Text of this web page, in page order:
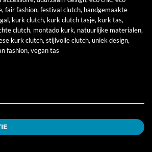
,fair fashion,festival clutch, handgemaakte
, kurk clutch, kurk clutch tasje, kurk tas,
clutch, montado kurk, natuurlijke materialen,
kurk clutch,stijlvolle clutch,uniek design,
fashion,vegan tas